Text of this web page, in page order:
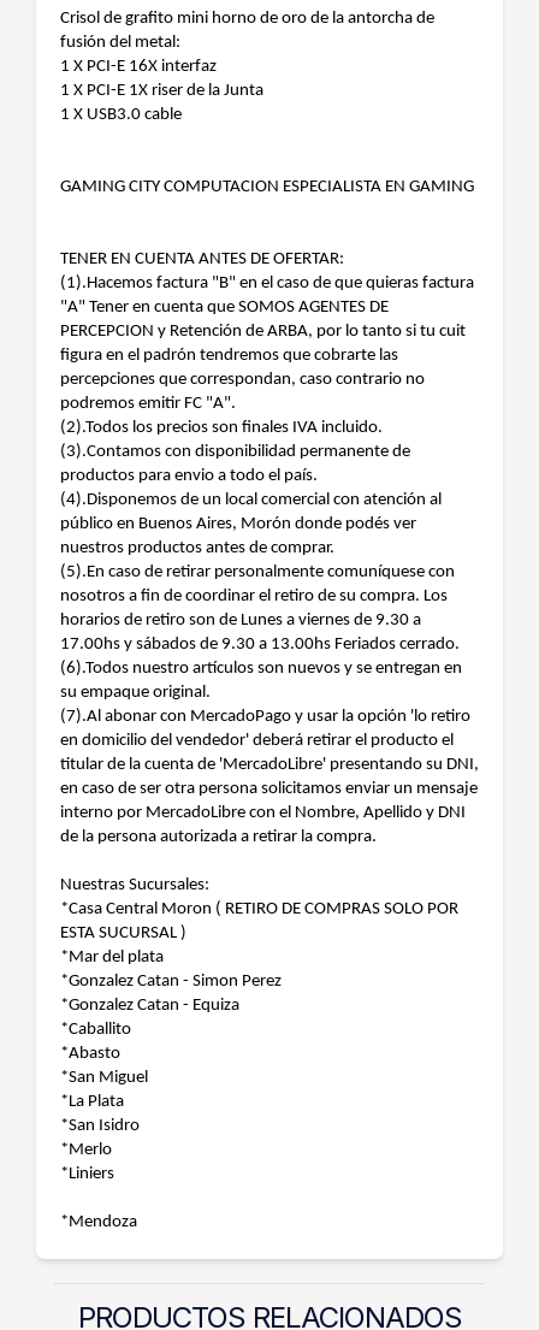
Crisol de grafito mini horno de oro de la antorcha de
fusión del metal:
1 X PCI-E 16X interfaz
1 X PCI-E 1X riser de la Junta
1 X USB3.0 cable
GAMING CITY COMPUTACION ESPECIALISTA EN GAMING
TENER EN CUENTA ANTES DE OFERTAR:
(1).Hacemos factura "B" en el caso de que quieras factura
"A" Tener en cuenta que SOMOS AGENTES DE
PERCEPCION y Retención de ARBA, por lo tanto si tu cuit
figura en el padrón tendremos que cobrarte las
percepciones que correspondan, caso contrario no
podremos emitir FC "A".
(2).Todos los precios son finales IVA incluido.
(3).Contamos con disponibilidad permanente de
productos para envio a todo el país.
(4).Disponemos de un local comercial con atención al
público en Buenos Aires, Morón donde podés ver
nuestros productos antes de comprar.
(5).En caso de retirar personalmente comuníquese con
nosotros a fin de coordinar el retiro de su compra. Los
horarios de retiro son de Lunes a viernes de 9.30 a
17.00hs y sábados de 9.30 a 13.00hs Feriados cerrado.
(6).Todos nuestro artículos son nuevos y se entregan en
su empaque original.
(7).Al abonar con MercadoPago y usar la opción 'lo retiro
en domicilio del vendedor' deberá retirar el producto el
titular de la cuenta de 'MercadoLibre' presentando su DNI,
en caso de ser otra persona solicitamos enviar un mensaje
interno por MercadoLibre con el Nombre, Apellido y DNI
de la persona autorizada a retirar la compra.
Nuestras Sucursales:
*Casa Central Moron ( RETIRO DE COMPRAS SOLO POR
ESTA SUCURSAL )
*Mar del plata
*Gonzalez Catan - Simon Perez
*Gonzalez Catan - Equiza
*Caballito
*Abasto
*San Miguel
*La Plata
*San Isidro
*Merlo
*Liniers
*Mendoza
PRODUCTOS RELACIONADOS